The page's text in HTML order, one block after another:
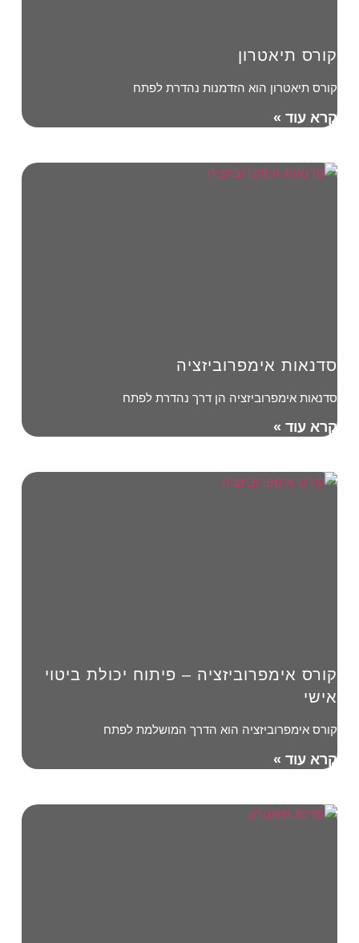
קורס תיאטרון
קורס תיאטרון הוא הזדמנות נהדרת לפתח
קרא עוד »
סדנאות אימפרוביזציה
סדנאות אימפרוביזציה הן דרך נהדרת לפתח
קרא עוד »
קורס אימפרוביזציה – פיתוח יכולת ביטוי
אישי
קורס אימפרוביזציה הוא הדרך המושלמת לפתח
קרא עוד »